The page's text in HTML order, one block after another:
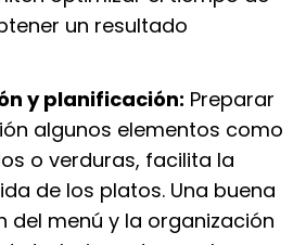
un resultado
y planificación: Preparar
algunos elementos como
o verduras, facilita la
de los platos. Una buena
del menú y la organización